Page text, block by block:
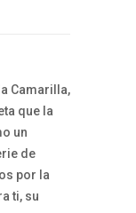
Camarilla,
que la
un
de
por la
ti, su